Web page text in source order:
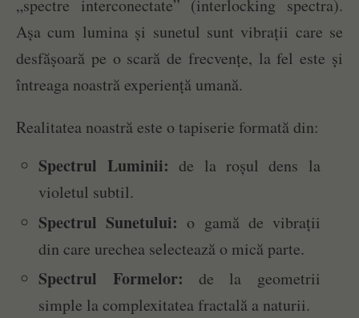
„spectre interconectate” (interlocking spectra).
Așa cum lumina și sunetul sunt vibrații care se
desfășoară pe o scară de frecvențe, la fel este și
întreaga noastră experiență umană.
Realitatea noastră este o tapiserie formată din:
Spectrul Luminii: de la roșul dens la
violetul subtil.
Spectrul Sunetului: o gamă de vibrații
din care urechea selectează o mică parte.
Spectrul Formelor: de la geometrii
simple la complexitatea fractală a naturii.